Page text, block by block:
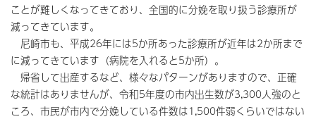
ことが難しくなってきており、全国的に分娩を取り扱う診療所が
減ってきています。
尼崎市も、平成26年には5か所あった診療所が近年は2か所まで
に減ってきています（病院を入れると5か所）。
帰省して出産するなど、様々なパターンがありますので、正確
な統計はありませんが、令和5年度の市内出生数が3,300人強のと
ころ、市民が市内で分娩している件数は1,500件弱くらいではない